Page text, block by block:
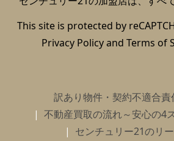
This site is protected by
Privacy Policyand Terms of
訳あり物件・契約不適合責
不動産買取の流れ～安心の4
センチュリー21のリ